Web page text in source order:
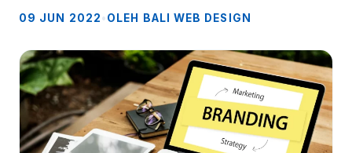
09 JUN 2022•OLEH BALI WEB DESIGN